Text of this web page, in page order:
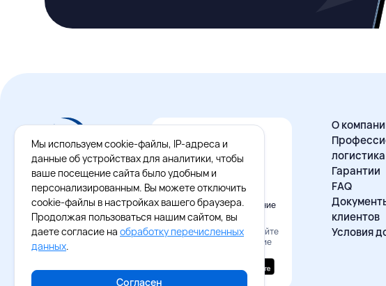
Официальное приложение
Восток - Запад
Наведите камеру и скачайте
бесплатное приложение
О
логистика
Гарантии
FAQ
клиентов
Условия
Мы используем cookie-файлы, IP-адреса и
данные об устройствах для аналитики, чтобы
ваше посещение сайта было удобным и
персонализированным. Вы можете отключить
cookie-файлы в настройках вашего браузера.
Продолжая пользоваться нашим сайтом, вы
даете согласие на обработку перечисленных
данных.
Согласен